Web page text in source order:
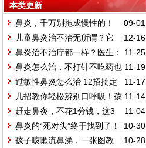
本类更新
09-01
鼻炎，千万别拖成慢性的！
缓解和预防鼻炎的方法，请看这里
12-16
儿童鼻炎治不治无所谓？它
的危害超乎你的想象！
11-25
鼻炎治不治疗都一样？医生：
这4个治疗方法帮你根治它
11-19
鼻炎怎么治，不打针不吃药也
有招？
11-17
过敏性鼻炎怎么治 12招搞定
鼻炎
11-14
几招教你轻松辨别口呼吸！孩
子口呼吸对牙齿和面部有哪些影
响？
11-04
赶走鼻炎，不花1分钱，这3
个方法，你能坚持1个，就会见效！
10-30
鼻炎的“死对头”终于找到了！
经常闻一闻，鼻炎慢慢好起来
10-28
孩子咳嗽流鼻涕，一张图教